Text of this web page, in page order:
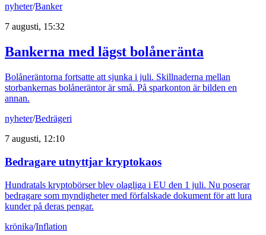
nyheter/Banker
7 augusti, 15:32
Bankerna med lägst bolåneränta
Bolåneräntorna fortsatte att sjunka i juli. Skillnaderna mellan
storbankernas bolåneräntor är små. På sparkonton är bilden en
annan.
nyheter/Bedrägeri
7 augusti, 12:10
Bedragare utnyttjar kryptokaos
Hundratals kryptobörser blev olagliga i EU den 1 juli. Nu poserar
bedragare som myndigheter med förfalskade dokument för att lura
kunder på deras pengar.
krönika/Inflation